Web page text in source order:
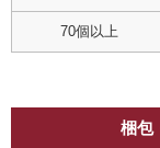
70個以上
梱包